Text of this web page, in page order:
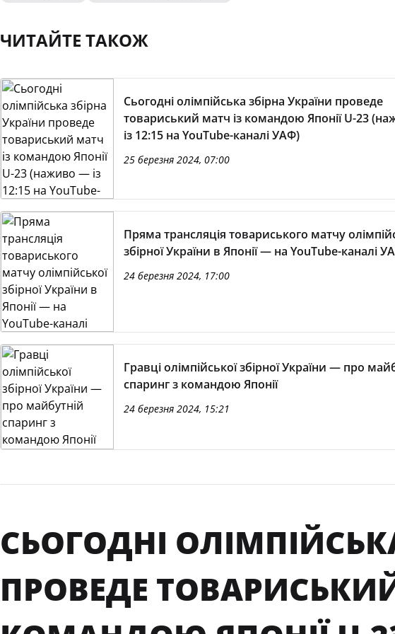
ЧИТАЙТЕ ТАКОЖ
Сьогодні олімпійська збірна України проведе
товариський матч із командою Японії U-23
із 12:15 на YouTube-каналі УАФ)
25 березня 2024, 07:00
Пряма трансляція товариського матчу
збірної України в Японії — на YouTube-каналі
24 березня 2024, 17:00
Гравці олімпійської збірної України — про
спаринг з командою Японії
24 березня 2024, 15:21
СЬОГОДНІ
ПРОВЕДЕ